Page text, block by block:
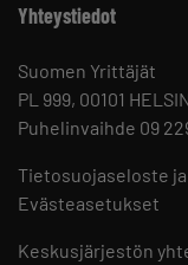
Yhteystiedot
Suomen Yrittäjät
PL 999, 00101
Puhelinvaihde 09
Tietosuojaseloste
Evästeasetukset
Keskusjärjestön